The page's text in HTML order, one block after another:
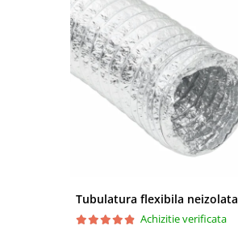
Tubulatura flexibila neizolata
Achizitie verificata